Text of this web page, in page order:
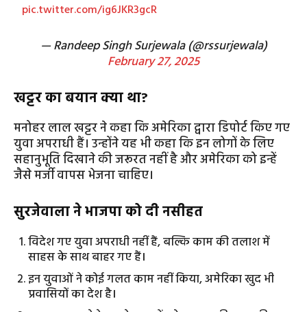
pic.twitter.com/ig6JKR3gcR
— Randeep Singh Surjewala (@rssurjewala)
February 27, 2025
खट्टर का बयान क्या था?
मनोहर लाल खट्टर ने कहा कि अमेरिका द्वारा डिपोर्ट किए गए
युवा अपराधी हैं। उन्होंने यह भी कहा कि इन लोगों के लिए
सहानुभूति दिखाने की जरूरत नहीं है और अमेरिका को इन्हें
जैसे मर्जी वापस भेजना चाहिए।
सुरजेवाला ने भाजपा को दी नसीहत
विदेश गए युवा अपराधी नहीं हैं, बल्कि काम की तलाश में
साहस के साथ बाहर गए हैं।
इन युवाओं ने कोई गलत काम नहीं किया, अमेरिका खुद भी
प्रवासियों का देश है।